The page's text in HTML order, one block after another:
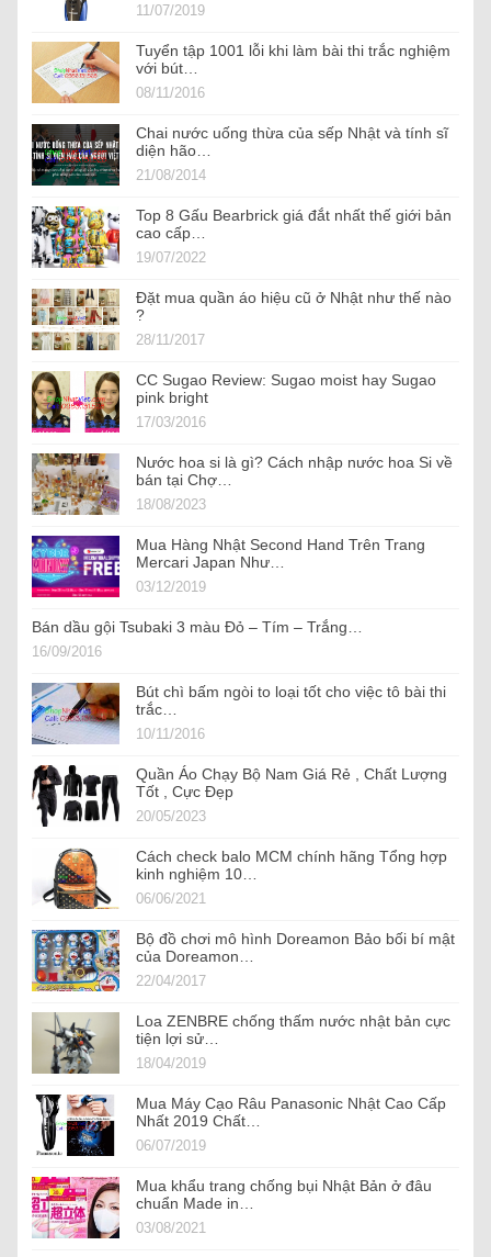
11/07/2019
Tuyển tập 1001 lỗi khi làm bài thi trắc nghiệm
với bút…
08/11/2016
Chai nước uống thừa của sếp Nhật và tính sĩ
diện hão…
21/08/2014
Top 8 Gấu Bearbrick giá đắt nhất thế giới bản
cao cấp…
19/07/2022
Đặt mua quần áo hiệu cũ ở Nhật như thế nào
?
28/11/2017
CC Sugao Review: Sugao moist hay Sugao
pink bright
17/03/2016
Nước hoa si là gì? Cách nhập nước hoa Si về
bán tại Chợ…
18/08/2023
Mua Hàng Nhật Second Hand Trên Trang
Mercari Japan Như…
03/12/2019
Bán dầu gội Tsubaki 3 màu Đỏ – Tím – Trắng…
16/09/2016
Bút chì bấm ngòi to loại tốt cho việc tô bài thi
trắc…
10/11/2016
Quần Áo Chạy Bộ Nam Giá Rẻ , Chất Lượng
Tốt , Cực Đẹp
20/05/2023
Cách check balo MCM chính hãng Tổng hợp
kinh nghiệm 10…
06/06/2021
Bộ đồ chơi mô hình Doreamon Bảo bối bí mật
của Doreamon…
22/04/2017
Loa ZENBRE chống thấm nước nhật bản cực
tiện lợi sử…
18/04/2019
Mua Máy Cạo Râu Panasonic Nhật Cao Cấp
Nhất 2019 Chất…
06/07/2019
Mua khẩu trang chống bụi Nhật Bản ở đâu
chuẩn Made in…
03/08/2021